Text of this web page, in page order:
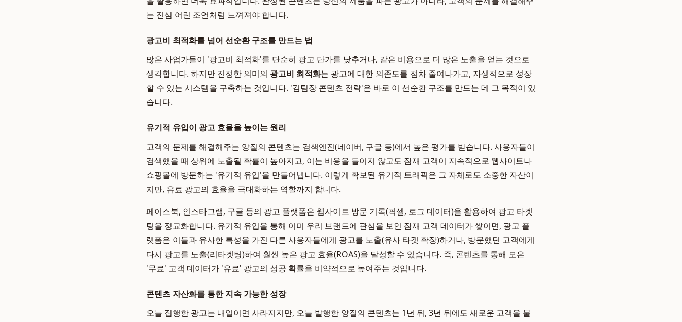
는 진심 어린 조언처럼 느껴져야 합니다.
광고비 최적화를 넘어 선순환 구조를 만드는 법
많은 사업가들이 '광고비 최적화'를 단순히 광고 단가를 낮추거나, 같은 비용으로 더 많은 노출을 얻는 것으로
생각합니다. 하지만 진정한 의미의 광고비 최적화는 광고에 대한 의존도를 점차 줄여나가고, 자생적으로 성장
할 수 있는 시스템을 구축하는 것입니다. '김팀장 콘텐츠 전략'은 바로 이 선순환 구조를 만드는 데 그 목적이 있
습니다.
유기적 유입이 광고 효율을 높이는 원리
고객의 문제를 해결해주는 양질의 콘텐츠는 검색엔진(네이버, 구글 등)에서 높은 평가를 받습니다. 사용자들이
검색했을 때 상위에 노출될 확률이 높아지고, 이는 비용을 들이지 않고도 잠재 고객이 지속적으로 웹사이트나
쇼핑몰에 방문하는 '유기적 유입'을 만들어냅니다. 이렇게 확보된 유기적 트래픽은 그 자체로도 소중한 자산이
지만, 유료 광고의 효율을 극대화하는 역할까지 합니다.
페이스북, 인스타그램, 구글 등의 광고 플랫폼은 웹사이트 방문 기록(픽셀, 로그 데이터)을 활용하여 광고 타겟
팅을 정교화합니다. 유기적 유입을 통해 이미 우리 브랜드에 관심을 보인 잠재 고객 데이터가 쌓이면, 광고 플
랫폼은 이들과 유사한 특성을 가진 다른 사용자들에게 광고를 노출(유사 타겟 확장)하거나, 방문했던 고객에게
다시 광고를 노출(리타겟팅)하여 훨씬 높은 광고 효율(ROAS)을 달성할 수 있습니다. 즉, 콘텐츠를 통해 모은
'무료' 고객 데이터가 '유료' 광고의 성공 확률을 비약적으로 높여주는 것입니다.
콘텐츠 자산화를 통한 지속 가능한 성장
오늘 집행한 광고는 내일이면 사라지지만, 오늘 발행한 양질의 콘텐츠는 1년 뒤, 3년 뒤에도 새로운 고객을 불